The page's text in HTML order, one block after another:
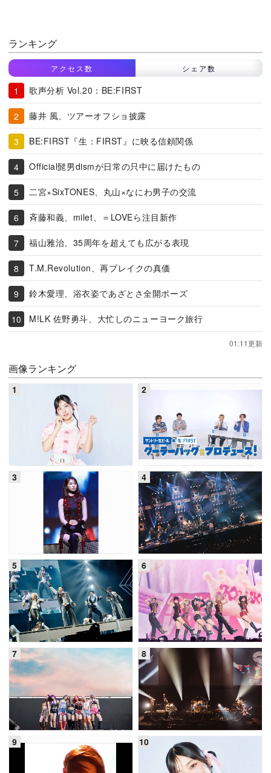
ランキング
アクセス数 シェア数
歌声分析 Vol.20：BE:FIRST
藤井 風、ツアーオフショ披露
BE:FIRST『生：FIRST』に映る信頼関係
Official髭男dismが日常の只中に届けたもの
二宮×SixTONES、丸山×なにわ男子の交流
斉藤和義、milet、＝LOVEら注目新作
福山雅治、35周年を超えても広がる表現
T.M.Revolution、再ブレイクの真価
鈴木愛理、浴衣姿であざとさ全開ポーズ
M!LK 佐野勇斗、大忙しのニューヨーク旅行
01:11更新
画像ランキング